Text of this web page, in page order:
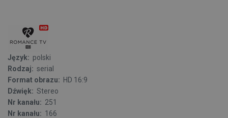
Język: polski
Rodzaj: serial
Format obrazu: HD 16:9
Dźwięk: Stereo
Nr kanału: 251
Nr kanału: 166